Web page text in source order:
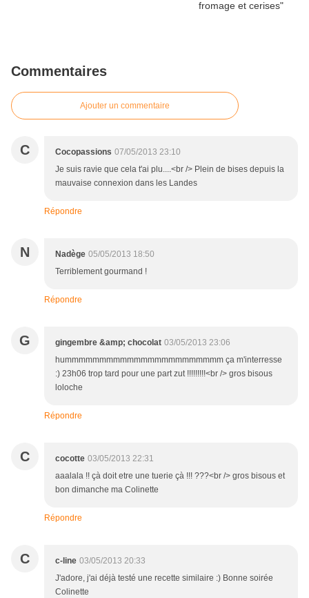
Commentaires
Ajouter un commentaire
C Cocopassions 07/05/2013 23:10
Je suis ravie que cela t'ai plu....<br /> Plein de bises depuis la
mauvaise connexion dans les Landes
Répondre
N Nadège 05/05/2013 18:50
Terriblement gourmand !
Répondre
G gingembre &amp; chocolat 03/05/2013 23:06
hummmmmmmmmmmmmmmmmmmmmmm ça m'interresse
:) 23h06 trop tard pour une part zut !!!!!!!!!<br /> gros bisous
loloche
Répondre
C cocotte 03/05/2013 22:31
aaalala !! çà doit etre une tuerie çà !!! ???<br /> gros bisous et
bon dimanche ma Colinette
Répondre
C c-line 03/05/2013 20:33
J'adore, j'ai déjà testé une recette similaire :) Bonne soirée
Colinette